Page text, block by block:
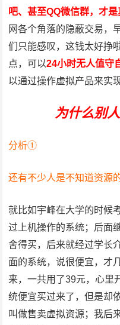
吧、甚至QQ微信群，才
网各个角落的隐蔽交易，
们只能感叹，这钱太好挣
点，可以24小时无人值守
以通过操作虚拟产品来实
为什么别
分析①
还有不少人是不知道资源
就比如宇峰在大学的时候
过上机操作的系统；后面
舍得买，后来就经过学长
面的系统，说很便宜，才
来，一共用了39元，心里
统便宜买过来了，但是却
叫做售卖虚拟资源；我后